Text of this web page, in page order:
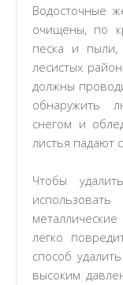
Водосточные
очищены, по
песка и
лесистых
должны
обнаружить
снегом и
листья падают
Чтобы
легко
способ
высоким